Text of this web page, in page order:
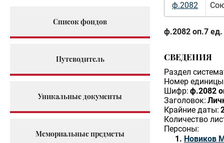
Список фондов
Путеводитель
Уникальные документы
Мемориальные предметы
ф.2082
ф.2082 оп.7 ед.
СВЕДЕНИЯ
Раздел
Номер единицы
Шифр: ф.2082
Заголовок:
Крайние даты:
Количество
Персоны:
Новиков